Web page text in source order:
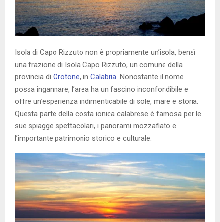
Isola di Capo Rizzuto non è propriamente un’isola, bensì
una frazione di Isola Capo Rizzuto, un comune della
provincia di Crotone, in Calabria. Nonostante il nome
possa ingannare, l’area ha un fascino inconfondibile e
offre un’esperienza indimenticabile di sole, mare e storia.
Questa parte della costa ionica calabrese è famosa per le
sue spiagge spettacolari, i panorami mozzafiato e
l’importante patrimonio storico e culturale.